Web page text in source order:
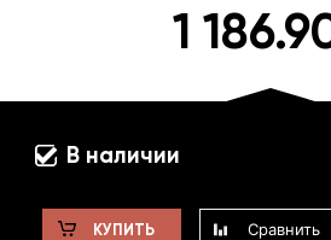
1
В наличии
КУПИТЬ Сравнить